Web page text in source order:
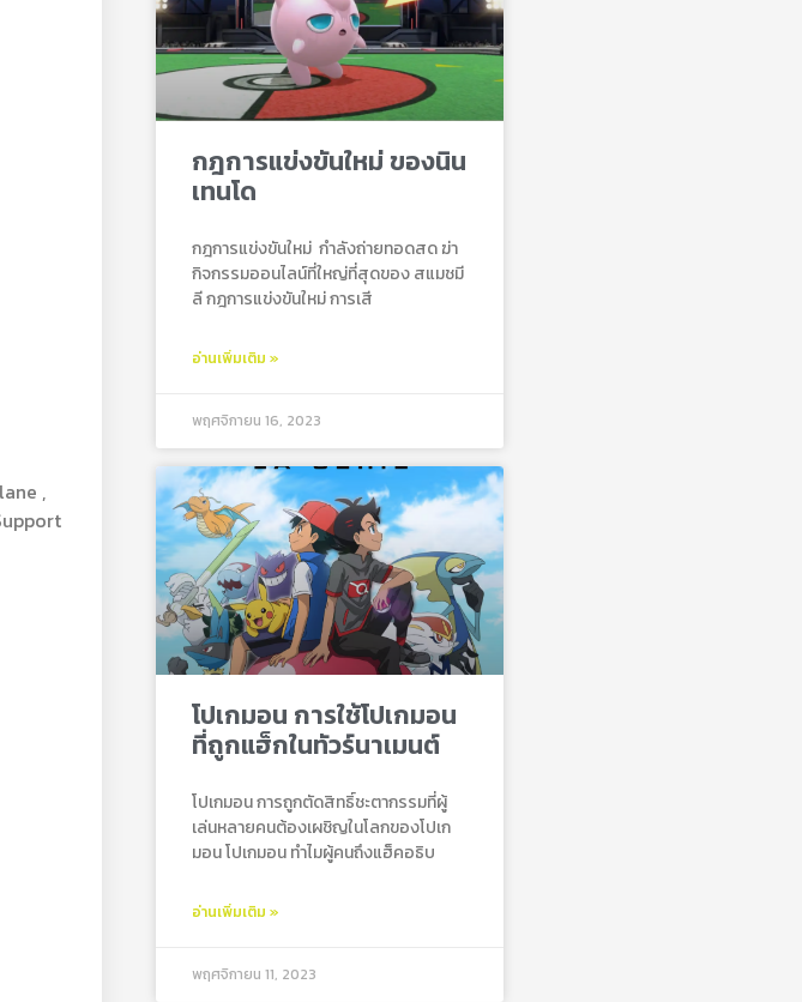
,
กฎการแข่งขันใหม่ ของนิน
เทนโด
กฎการแข่งขันใหม่ กําลังถ่ายทอดสด ฆ่า
กิจกรรมออนไลน์ที่ใหญ่ที่สุดของ สแมชมี
ลี กฎการแข่งขันใหม่ การเสี
อ่านเพิ่มเติม »
พฤศจิกายน 16, 2023
โปเกมอน การใช้โปเกมอน
ที่ถูกแฮ็กในทัวร์นาเมนต์
โปเกมอน การถูกตัดสิทธิ์ชะตากรรมที่ผู้
เล่นหลายคนต้องเผชิญในโลกของโปเก
มอน โปเกมอน ทำไมผู้คนถึงแฮ็คอธิบ
อ่านเพิ่มเติม »
พฤศจิกายน 11, 2023